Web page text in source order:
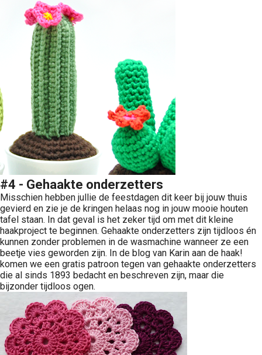
#4 - Gehaakte onderzetters
Misschien hebben jullie de feestdagen dit keer bij jouw thuis
gevierd en zie je de kringen helaas nog in jouw mooie houten
tafel staan. In dat geval is het zeker tijd om met dit kleine
haakproject te beginnen. Gehaakte onderzetters zijn tijdloos én
kunnen zonder problemen in de wasmachine wanneer ze een
beetje vies geworden zijn. In de blog van Karin aan de haak!
komen we een gratis patroon tegen van gehaakte onderzetters
die al sinds 1893 bedacht en beschreven zijn, maar die
bijzonder tijdloos ogen.